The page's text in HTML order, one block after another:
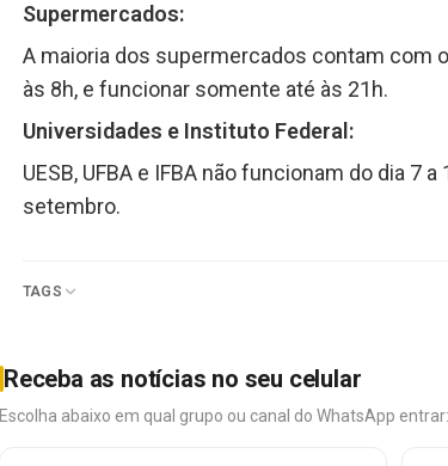
Supermercados:
A maioria dos supermercados contam com
às 8h, e funcionar somente até às 21h.
Universidades e Instituto Federal:
UESB, UFBA e IFBA não funcionam do dia
setembro.
TAGS
Receba as notícias no seu celular
Escolha abaixo em qual grupo ou canal do WhatsApp entrar: